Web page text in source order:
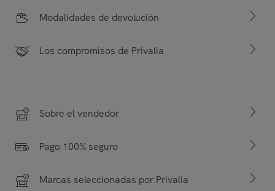
Modalidades de devolución
Los compromisos de Privalia
Sobre el vendedor
Pago 100% seguro
Marcas seleccionadas por Privalia